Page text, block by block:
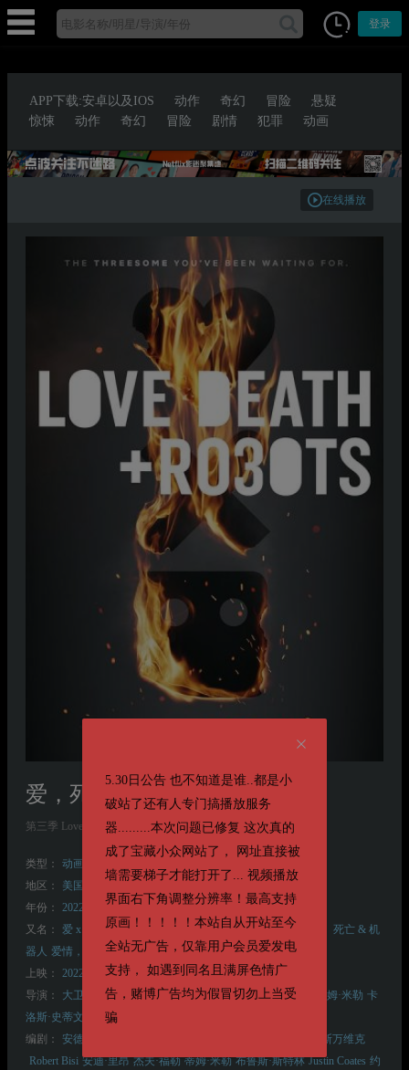
登录
5.30日公告 也不知道是谁..都是小
破站了还有人专门搞播放服务
器.........本次问题已修复 这次真的
成了宝藏小众网站了， 网址直接被
墙需要梯子才能打开了... 视频播放
界面右下角调整分辨率！最高支持
原画！！！！！本站自从开站至今
全站无广告，仅靠用户会员爱发电
支持， 如遇到同名且满屏色情广
告，赌博广告均为假冒切勿上当受
骗
APP下载:安卓以及IOS 动作 奇幻 冒险
悬疑
惊悚
动作 奇幻 冒险 剧情 犯罪 动画
在线播放
爱，死亡和机器人第三季
第三季 Love, Death & Robots Season 3
类型： 动画
地区：
美国
年份：
2022
又名：
爱 x 死 x 机器人 爱 · 死 · 机械人 爱、死亡 + 机器人
爱、死亡 & 机
器人 爱情，死亡与机器人
上映：
2022-05-20(美国)
导演：
大卫·芬奇 埃米莉·迪恩 Robert Bisi 安迪·里昂 吕寅荣 蒂姆·米勒 卡
洛斯·史蒂文斯
帕特里克·奥斯本
编剧：
安德鲁·凯文·沃克
迈克尔·斯万维克
Robert Bisi 安迪·里昂 杰夫·福勒 蒂姆·米勒 布鲁斯·斯特林 Justin Coates 约